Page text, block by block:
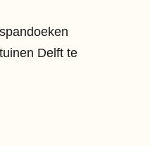
Delft te